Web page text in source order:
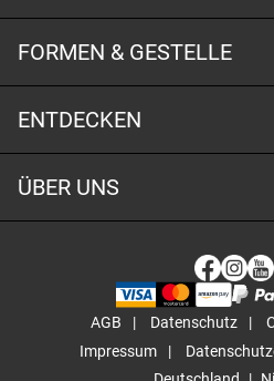
FORMEN & GESTELLE
ENTDECKEN
ÜBER UNS
AGB Datenschutz
Impressum